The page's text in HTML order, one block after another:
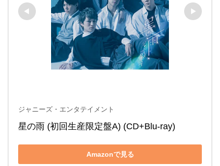
ジャニーズ・エンタテイメント
星の雨 (初回生産限定盤A) (CD+Blu-ray)
Amazonで見る